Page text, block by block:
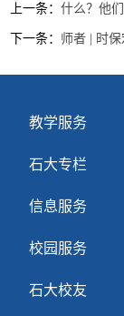
上一条：什么？他
下一条： 师者 | 时
教学服务
石大专栏
信息服务
校园服务
石大校友